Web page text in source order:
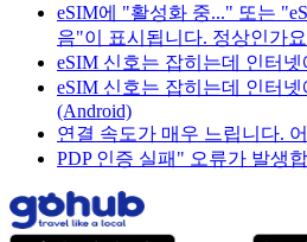
eSIM에 "활성화 중..." 또는
음"이 표시됩니다. 정상인가
eSIM 신호는 잡히는데 인터
eSIM 신호는 잡히는데 인터
(Android)
연결 속도가 매우 느립니다.
PDP 인증 실패" 오류가 발생